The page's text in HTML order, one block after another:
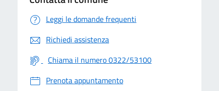
Leggi le domande frequenti
Richiedi assistenza
Chiama il numero 0322/53100
Prenota appuntamento